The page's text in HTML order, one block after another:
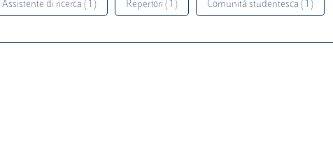
Assistente di ricerca ( 1 ) Repertori ( 1 ) Comunità studentesca ( 1 )